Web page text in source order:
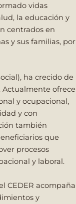
vidas
la educación y
centrados en
y sus familias, por
ha crecido de
Actualmente ofrece
y ocupacional,
y con
también
que
procesos
y laboral.
CEDER acompaña
y